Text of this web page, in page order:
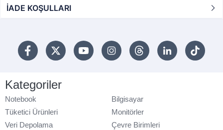
İADE KOŞULLARI
Kategoriler
Notebook
Bilgisayar
Tüketici Ürünleri
Monitörler
Veri Depolama
Çevre Birimleri